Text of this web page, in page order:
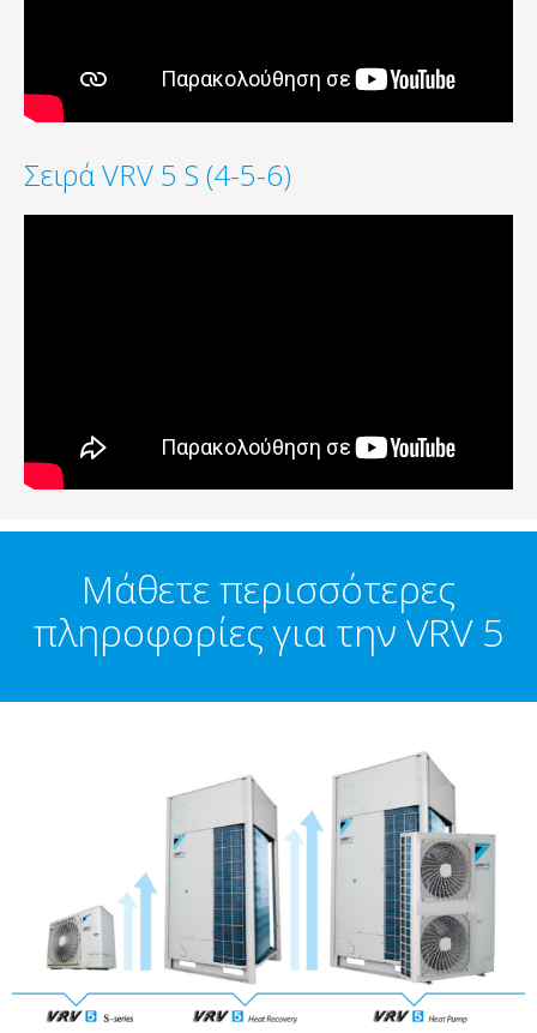
Σειρά VRV 5 S (4-5-6)
Μάθετε περισσότερες
πληροφορίες για την VRV 5